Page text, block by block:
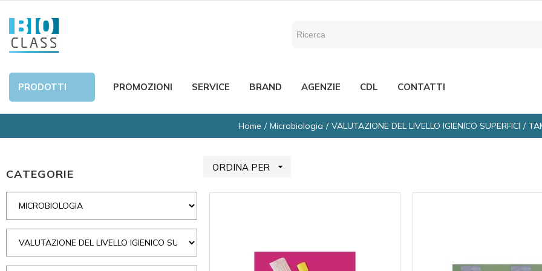
PRODOTTI PROMOZIONI SERVICE BRAND AGENZIE CDL CONTATTI
Home Microbiologia VALUTAZIONE DEL LIVELLO IGIENICO SUPERFICI
CATEGORIE ORDINA PER 